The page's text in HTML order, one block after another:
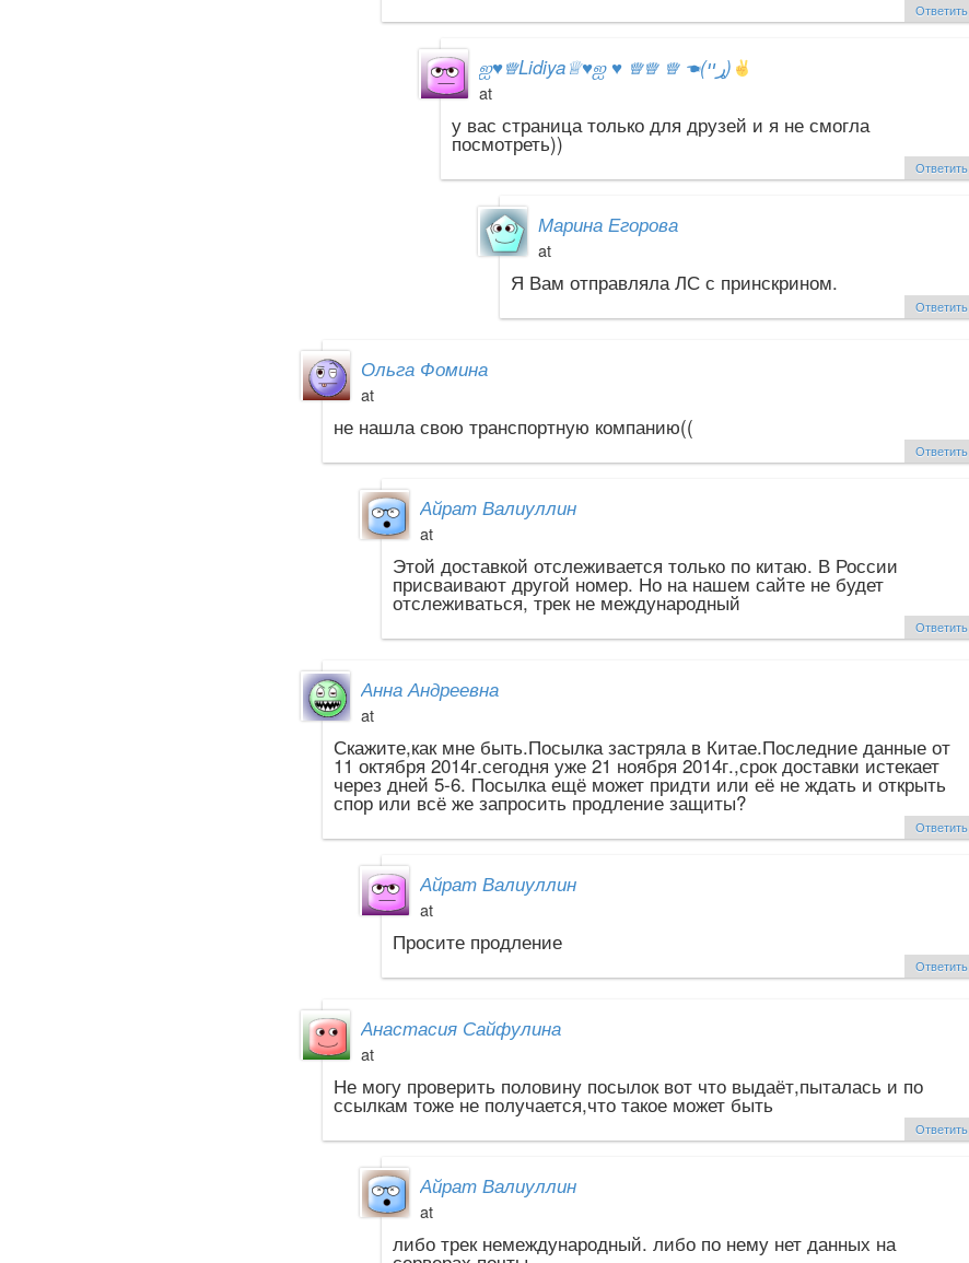
Ответить
ஐ♥♕Lidiya♕♥ஐ ♥ ♕♕ ♕ ☚(ړײ)
at
у вас страница только для друзей и я не смогла
посмотреть))
Ответить
Марина Егорова
at
Я Вам отправляла ЛС с принскрином.
Ответить
Ольга Фомина
at
не нашла свою транспортную компанию((
Ответить
Айрат Валиуллин
at
Этой доставкой отслеживается только по китаю. В России
присваивают другой номер. Но на нашем сайте не будет
отслеживаться, трек не международный
Ответить
Анна Андреевна
at
Скажите,как мне быть.Посылка застряла в Китае.Последние данные от
11 октября 2014г.сегодня уже 21 ноября 2014г.,срок доставки истекает
через дней 5-6. Посылка ещё может придти или её не ждать и открыть
спор или всё же запросить продление защиты?
Ответить
Айрат Валиуллин
at
Просите продление
Ответить
Анастасия Сайфулина
at
Не могу проверить половину посылок вот что выдаёт,пыталась и по
ссылкам тоже не получается,что такое может быть
Ответить
Айрат Валиуллин
at
либо трек немеждународный. либо по нему нет данных на